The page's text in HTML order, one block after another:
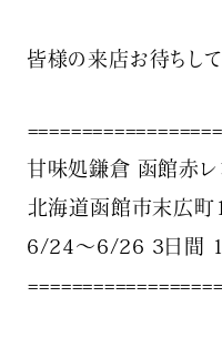
皆様の来店お待ちし
甘味処鎌倉 函館赤レ
北海道函館市末広
6/24〜6/26 3日間